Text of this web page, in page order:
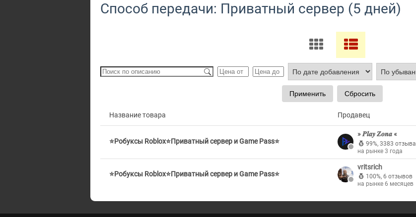
Способ передачи: Приватный сервер (5 дней)
Название товара Продавец
⭐Робуксы Roblox⭐Приватный сервер и Game Pass⭐
» 𝑷𝒍𝒂𝒚 𝒁𝒐𝒏𝒂 «
99%, 3383 отзыва
на рынке 3 года
⭐Робуксы Roblox⭐Приватный сервер и Game Pass⭐
vritsrich
100%, 6 отзывов
на рынке 6 месяцев